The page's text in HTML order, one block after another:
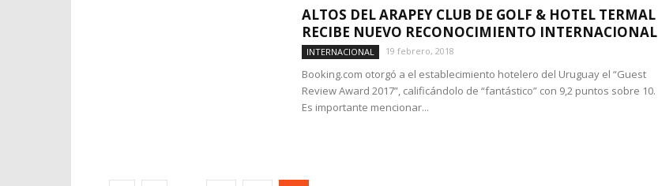
ALTOS DEL ARAPEY CLUB DE GOLF & HOTEL TERMAL
RECIBE NUEVO RECONOCIMIENTO INTERNACIONAL
INTERNACIONAL 19 febrero, 2018
Booking.com otorgó a el establecimiento hotelero del Uruguay el “Guest
Review Award 2017”, calificándolo de “fantástico” con 9,2 puntos sobre 10.
Es importante mencionar...